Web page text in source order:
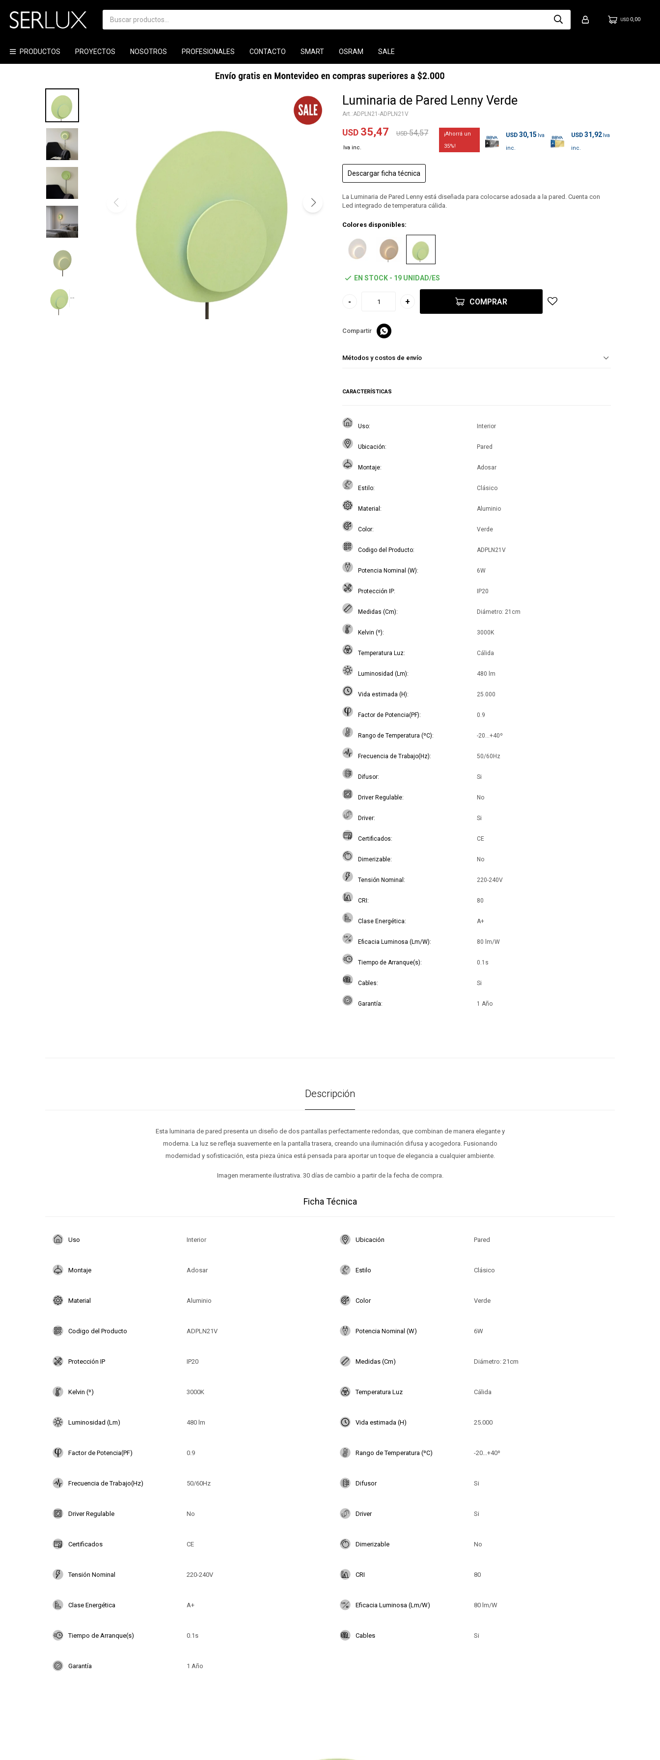
PRODUCTOS PROYECTOS NOSOTROS PROFESIONALES CONTACTO SMART OSRAM SALE
USD 0,00
Luminaria de Pared Lenny Verde
ADPLN21-ADPLN21V
USD 35,47 USD 54,57
35
USD 30,15 USD 31,92
Descargar ficha técnica
La Luminaria de Pared Lenny está diseñada para colocarse adosada a la pared. Cuenta con
Led integrado de temperatura cálida.
Colores disponibles:
EN STOCK - 19 UNIDAD/ES
- + COMPRAR

Métodos y costos de envío
CARACTERÍSTICAS
Uso Interior
Ubicación Pared
Montaje Adosar
Estilo Clásico
Material Aluminio
Color Verde
Codigo del Producto ADPLN21V
Potencia Nominal (W) 6W
Protección IP IP20
Medidas (Cm) Diámetro: 21cm
Kelvin (º) 3000K
Temperatura Luz Cálida
Luminosidad (Lm) 480 lm
Vida estimada (H) 25.000
Factor de Potencia(PF) 0.9
Rango de Temperatura (ºC) -20...+40º
Frecuencia de Trabajo(Hz) 50/60Hz
Difusor Si
Driver Regulable No
Driver Si
Certificados CE
Dimerizable No
Tensión Nominal 220-240V
CRI 80
Clase Energética A+
Eficacia Luminosa (Lm/W) 80 lm/W
Tiempo de Arranque(s) 0.1s
Cables Si
Garantía 1 Año
Descripción
Esta luminaria de pared presenta un diseño de dos pantallas perfectamente redondas, que combinan de manera elegante y
moderna. La luz se refleja suavemente en la pantalla trasera, creando una iluminación difusa y acogedora. Fusionando
modernidad y sofisticación, esta pieza única está pensada para aportar un toque de elegancia a cualquier ambiente.
Imagen meramente ilustrativa. 30 días de cambio a partir de la fecha de compra.
Ficha Técnica
Uso Interior Ubicación Pared
Montaje Adosar Estilo Clásico
Material Aluminio Color Verde
Codigo del Producto ADPLN21V Potencia Nominal (W) 6W
Protección IP IP20 Medidas (Cm) Diámetro: 21cm
Kelvin (º) 3000K Temperatura Luz Cálida
Luminosidad (Lm) 480 lm Vida estimada (H) 25.000
Factor de Potencia(PF) 0.9 Rango de Temperatura (ºC) -20...+40º
Frecuencia de Trabajo(Hz) 50/60Hz Difusor Si
Driver Regulable No Driver Si
Certificados CE Dimerizable No
Tensión Nominal 220-240V CRI 80
Clase Energética A+ Eficacia Luminosa (Lm/W) 80 lm/W
Tiempo de Arranque(s) 0.1s Cables Si
Garantía 1 Año